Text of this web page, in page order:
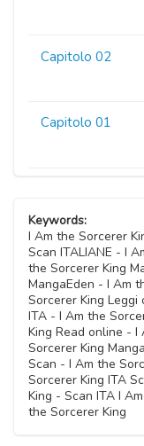
Capitolo 02
Capitolo 01
Keywords:
I Am the Sorcerer
Scan ITALIANE - I
the Sorcerer King
MangaEden - I Am
Sorcerer King
ITA - I Am the
King Read online -
Sorcerer King
Scan - I Am the
Sorcerer King ITA
King - Scan ITA I
the Sorcerer King